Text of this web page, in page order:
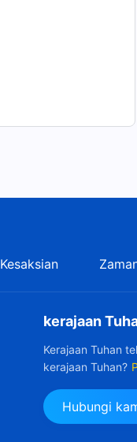
Kesaksian
kerajaan
Kerajaan Tuhan
kerajaan Tuhan?
Hubungi